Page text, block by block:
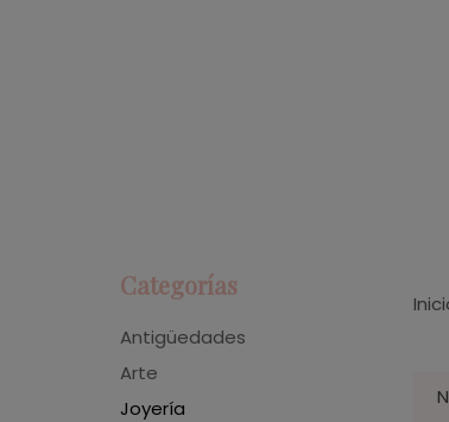
Categorías
Antigüedades
Arte
Joyería